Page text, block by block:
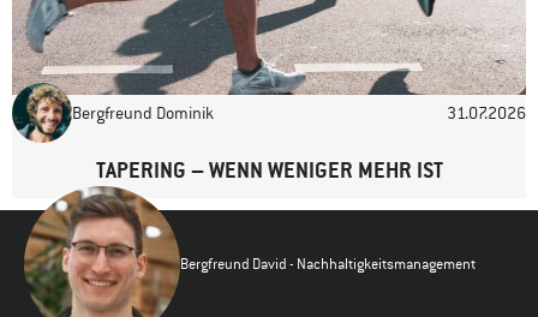
Bergfreund Dominik 31.07.2026
TAPERING – WENN WENIGER MEHR IST
Bergfreund David - Nachhaltigkeitsmanagement